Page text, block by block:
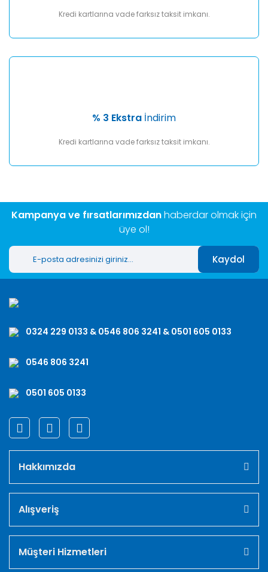
Kredi kartlarına vade farksız taksit imkanı.
% 3 Ekstra İndirim
Kredi kartlarına vade farksız taksit imkanı.
Kampanya ve fırsatlarımızdanhaberdar olmak için
üye ol!
Kaydol
0324 229 0133 & 0546 806 3241 & 0501 605 0133
0546 806 3241
0501 605 0133
Hakkımızda
Alışveriş
Müşteri Hizmetleri